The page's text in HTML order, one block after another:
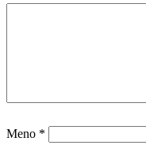
Meno *